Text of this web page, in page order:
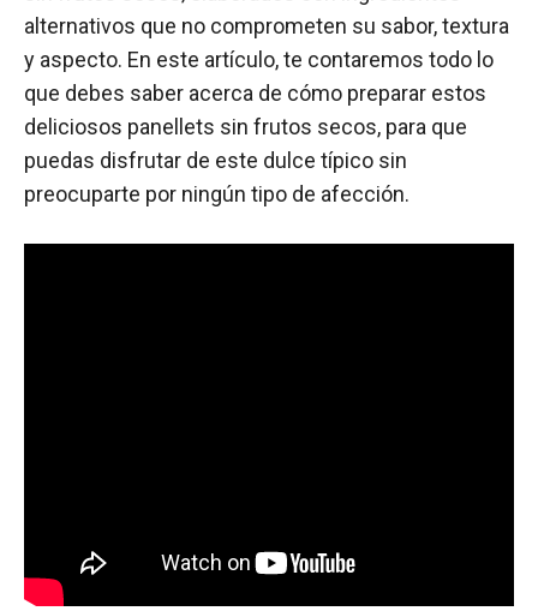
alternativos que no comprometen su sabor, textura
y aspecto. En este artículo, te contaremos todo lo
que debes saber acerca de cómo preparar estos
deliciosos panellets sin frutos secos, para que
puedas disfrutar de este dulce típico sin
preocuparte por ningún tipo de afección.